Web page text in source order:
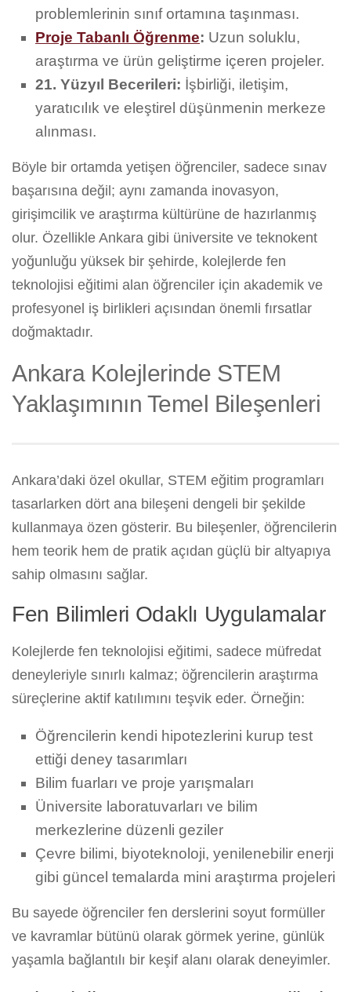
problemlerinin sınıf ortamına taşınması.
Proje Tabanlı Öğrenme: Uzun soluklu,
araştırma ve ürün geliştirme içeren projeler.
21. Yüzyıl Becerileri: İşbirliği, iletişim,
yaratıcılık ve eleştirel düşünmenin merkeze
alınması.
Böyle bir ortamda yetişen öğrenciler, sadece sınav
başarısına değil; aynı zamanda inovasyon,
girişimcilik ve araştırma kültürüne de hazırlanmış
olur. Özellikle Ankara gibi üniversite ve teknokent
yoğunluğu yüksek bir şehirde, kolejlerde fen
teknolojisi eğitimi alan öğrenciler için akademik ve
profesyonel iş birlikleri açısından önemli fırsatlar
doğmaktadır.
Ankara Kolejlerinde STEM
Yaklaşımının Temel Bileşenleri
Ankara’daki özel okullar, STEM eğitim programları
tasarlarken dört ana bileşeni dengeli bir şekilde
kullanmaya özen gösterir. Bu bileşenler, öğrencilerin
hem teorik hem de pratik açıdan güçlü bir altyapıya
sahip olmasını sağlar.
Fen Bilimleri Odaklı Uygulamalar
Kolejlerde fen teknolojisi eğitimi, sadece müfredat
deneyleriyle sınırlı kalmaz; öğrencilerin araştırma
süreçlerine aktif katılımını teşvik eder. Örneğin:
Öğrencilerin kendi hipotezlerini kurup test
ettiği deney tasarımları
Bilim fuarları ve proje yarışmaları
Üniversite laboratuvarları ve bilim
merkezlerine düzenli geziler
Çevre bilimi, biyoteknoloji, yenilenebilir enerji
gibi güncel temalarda mini araştırma projeleri
Bu sayede öğrenciler fen derslerini soyut formüller
ve kavramlar bütünü olarak görmek yerine, günlük
yaşamla bağlantılı bir keşif alanı olarak deneyimler.